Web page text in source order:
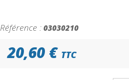
Référence : 03030210
20,60 € TTC